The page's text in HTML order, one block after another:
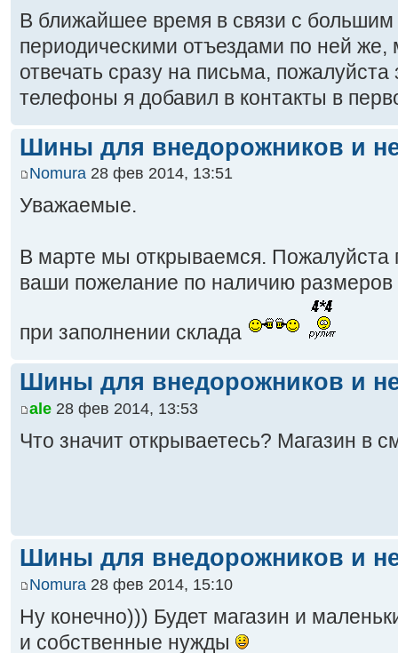
В ближайшее время в связи с
периодическими отъездами по ней же,
отвечать сразу на письма,
телефоны я добавил в контакты в
Шины для внедорожников и
Nomura 28 фев 2014, 13:51
Уважаемые.
В марте мы открываемся. Пожалуйста
ваши пожелание по наличию размеров
при заполнении склада
Шины для внедорожников и
ale 28 фев 2014, 13:53
Что значит открываетесь? Магазин в
Шины для внедорожников и
Nomura 28 фев 2014, 15:10
Ну конечно))) Будет магазин и
и собственные нужды